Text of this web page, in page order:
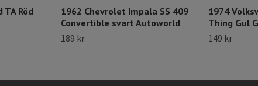
TA Röd
1962 Chevrolet Impala SS 409
Convertible svart Autoworld
189 kr
1974
Thing Gul
149 kr